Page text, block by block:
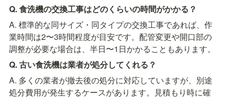
Q. 食洗機の交換工事はどのくらいの時間がかかる？
A. 標準的な同サイズ・同タイプの交換工事であれば、作
業時間は2〜3時間程度が目安です。配管変更や開口部の
調整が必要な場合は、半日〜1日かかることもあります。
Q. 古い食洗機は業者が処分してくれる？
A. 多くの業者が撤去後の処分に対応していますが、別途
処分費用が発生するケースがあります。見積もり時に確